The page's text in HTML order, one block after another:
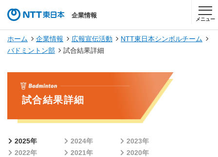
企業情報
メニュー
ホーム 企業情報 広報宣伝活動
NTT東日本シンボルチーム
バドミントン部
試合結果詳細
試合結果詳細
2025年 2024年
2023年
2022年
2021年
2020年